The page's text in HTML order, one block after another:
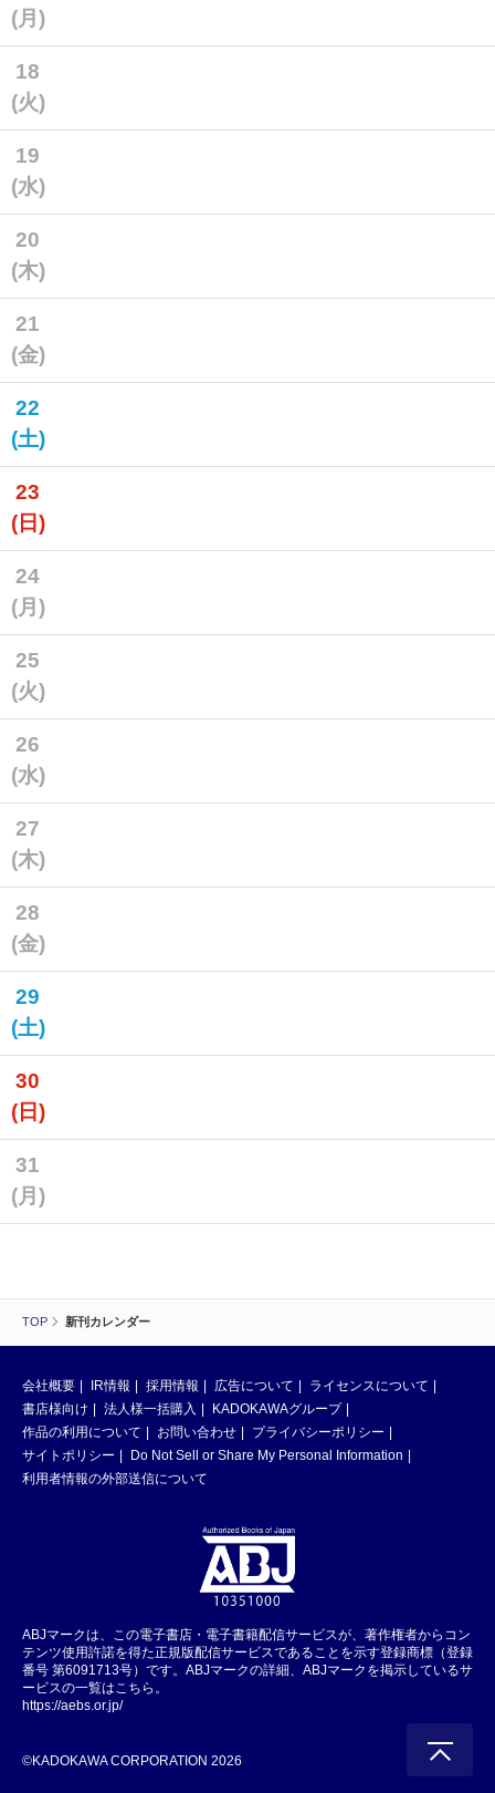
TOP 新刊カレンダー
(月)
18
(火)
19
(水)
20
(木)
21
(金)
22
(土)
23
(日)
24
(月)
25
(火)
26
(水)
27
(木)
28
(金)
29
(土)
30
(日)
31
(月)
会社概要 IR情報 採用情報 広告について
ライセンスについて
書店様向け
法人様一括購入
KADOKAWAグループ
作品の利用について
お問い合わせ
プライバシーポリシー
サイトポリシー
Do Not Sell or Share My Personal Information
利用者情報の外部送信について
ABJマークは、この電子書店・電子書籍配信サービスが、著作権者からコン
テンツ使用許諾を得た正規版配信サービスであることを示す登録商標（登録
番号 第6091713号）です。ABJマークの詳細、ABJマークを掲示しているサ
ービスの一覧はこちら。
https://aebs.or.jp/
©KADOKAWA CORPORATION 2026